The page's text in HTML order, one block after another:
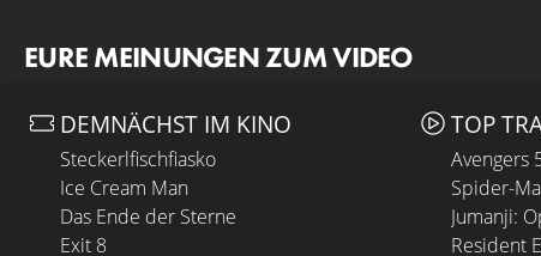
EURE MEINUNGEN ZUM VIDEO
DEMNÄCHST IM KINO
Steckerlfischfiasko
Ice Cream Man
Das Ende der Sterne
Exit 8
TOP
Avengers
Spider-
Jumanji:
Resident